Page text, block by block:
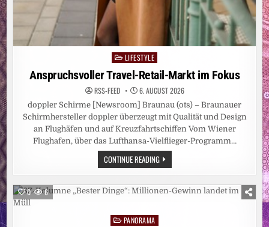
Posted
in
LIFESTYLE
Anspruchsvoller Travel-Retail-Markt im Fokus
RSS-FEED 6. AUGUST 2026
doppler Schirme [Newsroom] Braunau (ots) – Braunauer
Schirmhersteller doppler überzeugt mit Qualität und Design
an Flughäfen und auf Kreuzfahrtschiffen Vom Wiener
Flughafen, über das Lufthansa-Vielflieger-Programm…
CONTINUE READINGANSPRUCHSVOLLER
TRAVEL-
RETAIL-
MARKT
IM
0 6
PostedPANORAMA